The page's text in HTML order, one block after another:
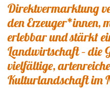
Direktvermarktung
den Erzeuger*innen,
erlebbar und stärkt
Landwirtschaft – die
vielfältige,
Kulturlandschaft im